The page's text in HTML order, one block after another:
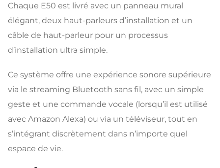
Chaque E50 est livré avec un panneau mural
élégant, deux haut-parleurs d’installation et un
câble de haut-parleur pour un processus
d’installation ultra simple.
Ce système offre une expérience sonore supérieure
via le streaming Bluetooth sans fil, avec un simple
geste et une commande vocale (lorsqu’il est utilisé
avec Amazon Alexa) ou via un téléviseur, tout en
s’intégrant discrètement dans n’importe quel
espace de vie.